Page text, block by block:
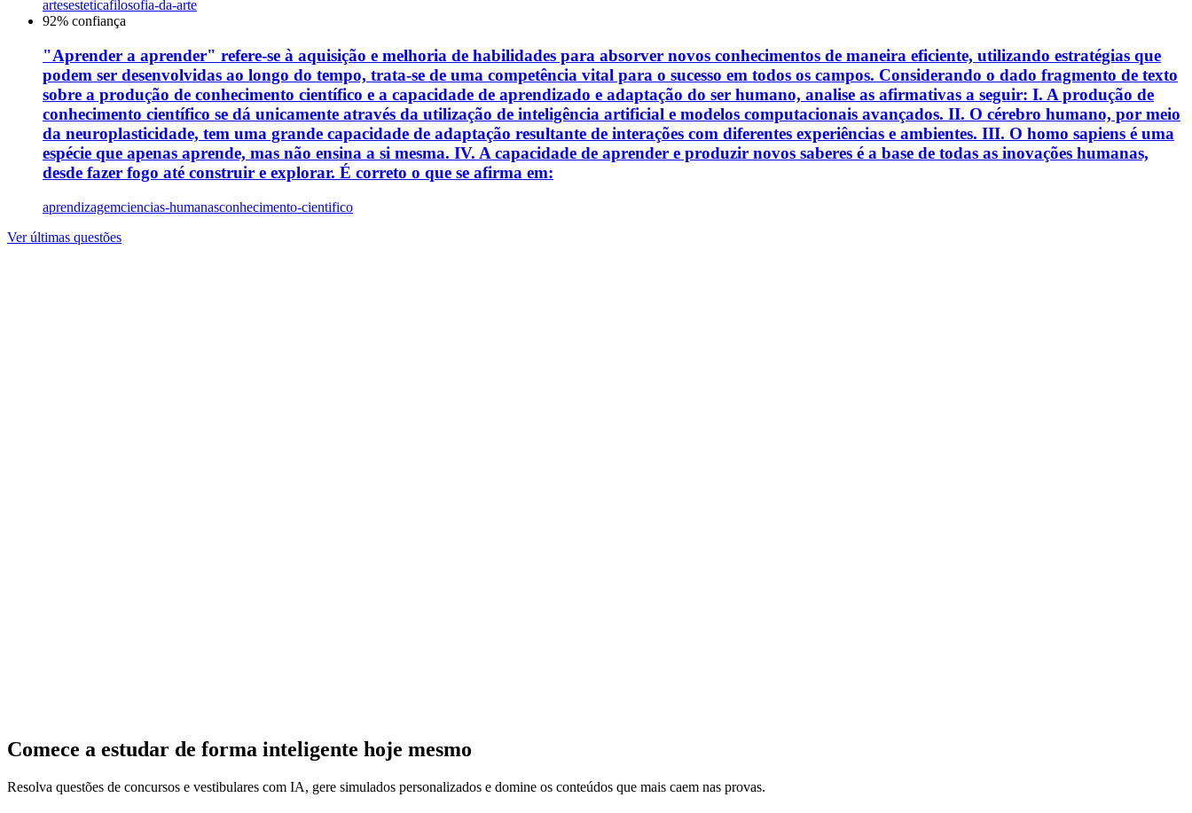
artesesteticafilosofia-da-arte
92% confiança
"Aprender a aprender" refere-se à aquisição e melhoria de habilidades para absorver novos conhecimentos de maneira eficiente, utilizando estratégias que
podem ser desenvolvidas ao longo do tempo, trata-se de uma competência vital para o sucesso em todos os campos. Considerando o dado fragmento de texto
sobre a produção de conhecimento científico e a capacidade de aprendizado e adaptação do ser humano, analise as afirmativas a seguir: I. A produção de
conhecimento científico se dá unicamente através da utilização de inteligência artificial e modelos computacionais avançados. II. O cérebro humano, por meio
da neuroplasticidade, tem uma grande capacidade de adaptação resultante de interações com diferentes experiências e ambientes. III. O homo sapiens é uma
espécie que apenas aprende, mas não ensina a si mesma. IV. A capacidade de aprender e produzir novos saberes é a base de todas as inovações humanas,
desde fazer fogo até construir e explorar. É correto o que se afirma em:
aprendizagemciencias-humanasconhecimento-cientifico
Ver últimas questões
Comece a estudar de forma inteligente hoje mesmo
Resolva questões de concursos e vestibulares com IA, gere simulados personalizados e domine os conteúdos que mais caem nas provas.